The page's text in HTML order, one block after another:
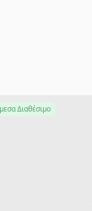
Διαθέσιμο